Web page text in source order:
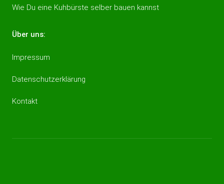
Wie Du eine Kuhbürste selber bauen kannst
Über uns:
Impressum
Datenschutzerklärung
Kontakt